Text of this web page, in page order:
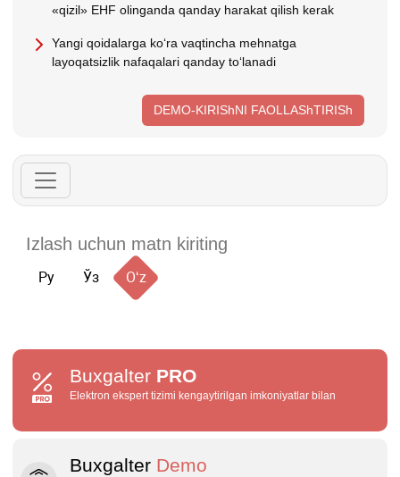
«qizil» EHF olinganda qanday harakat qilish kerak
Yangi qoidalarga koʻra vaqtincha mehnatga
layoqatsizlik nafaqalari qanday toʻlanadi
DEMO-KIRIShNI FAOLLAShTIRISh
Ру Ўз Oʻz
Buxgalter PRO
Elektron ekspert tizimi kengaytirilgan imkoniyatlar bilan
Buxgalter Demo